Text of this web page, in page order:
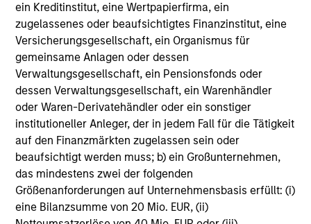
ein Kreditinstitut, eine Wertpapierfirma, ein
zugelassenes oder beaufsichtigtes Finanzinstitut, eine
Versicherungsgesellschaft, ein Organismus für
gemeinsame Anlagen oder dessen
Verwaltungsgesellschaft, ein Pensionsfonds oder
dessen Verwaltungsgesellschaft, ein Warenhändler
oder Waren-Derivatehändler oder ein sonstiger
institutioneller Anleger, der in jedem Fall für die Tätigkeit
auf den Finanzmärkten zugelassen sein oder
beaufsichtigt werden muss; b) ein Großunternehmen,
das mindestens zwei der folgenden
Größenanforderungen auf Unternehmensbasis erfüllt: (i)
eine Bilanzsumme von 20 Mio. EUR, (ii)
Je höher die Kategorie (1-7), desto höher ist der mögliche
Ertrag, aber auch das Risiko, den ursprünglich angelegten
Betrag zu verlieren. Kategorie 1 bedeutet nicht, dass es sich
um eine risikofreie Anlage handelt. Bitte beachten Sie die
BasisInformationsBlatt („BIB“) des Fonds unter Ressourcen,
die Risikoeinstufungen und -hinweise für die einzelnen
Anlageklassen enthalten.
DasMorningstar Rating™(Sterne-Rating) für Fonds wird
für Vermögensverwaltungsprodukte (wie Investmentfonds,
Variable-Annuity- und Variable-Life-Unterkonten (variable
Renten- und Lebensversicherung), börsennotierte Fonds,
geschlossene Fonds und separate Konten) berechnet, die
seit mindestens drei Jahren existieren. Börsennotierte
Fonds und offene Investmentfonds werden zu
Vergleichszwecken zu einer Kategorie zusammengefasst.